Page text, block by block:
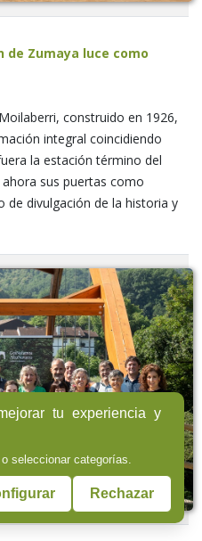
tu experiencia y
seleccionar categorías.
Rechazar
Zumaya luce como
construido en 1926,
integral coincidiendo
la estación término del
sus puertas como
de divulgación de la historia y